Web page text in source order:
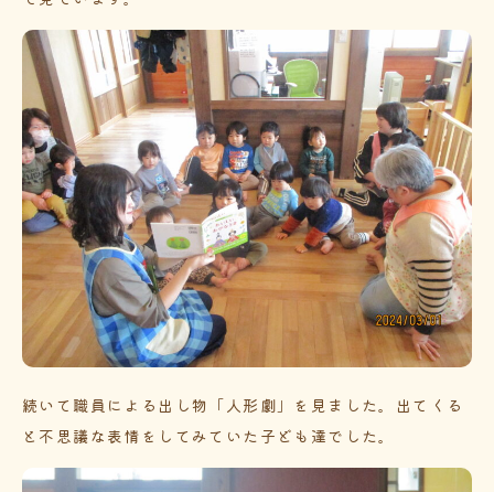
続いて職員による出し物「人形劇」を見ました。出てくる
と不思議な表情をしてみていた子ども達でした。